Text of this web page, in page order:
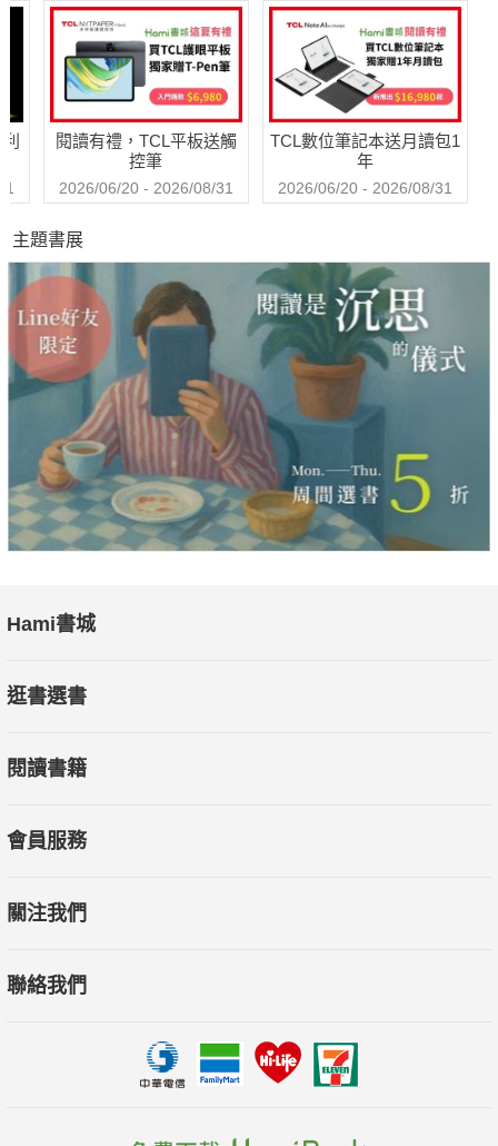
閱讀有禮，TCL平板送觸
控筆
2026/06/20 - 2026/08/31
TCL數位筆記本送月讀包1
年
2026/06/20 - 2026/08/31
主題書展
Hami書城
逛書選書
閱讀書籍
會員服務
關注我們
聯絡我們